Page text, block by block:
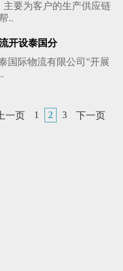
主要为客户的生产供应链
..
开设泰国分
国际物流有限公司”开展
上一页 1 2 3 下一页